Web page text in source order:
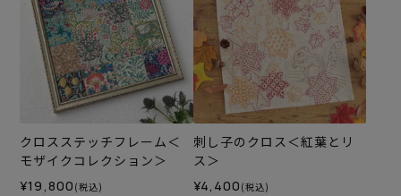
クロスステッチフレーム＜
モザイクコレクション＞
¥19,800 (税込)
刺し子のクロス＜紅葉とリ
ス＞
¥4,400 (税込)